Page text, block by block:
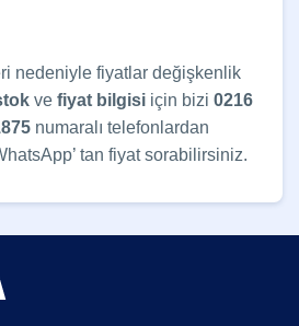
nedeniyle fiyatlar değişkenlik
ve fiyat bilgisi için bizi 0216
numaralı telefonlardan
tan fiyat sorabilirsiniz.